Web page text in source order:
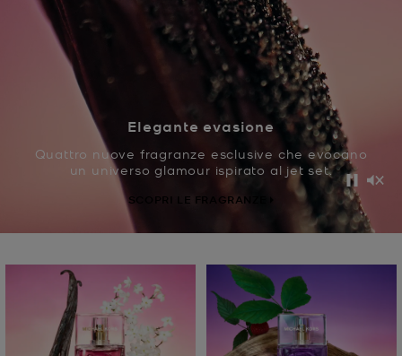
Pausa
Elegante evasione
Quattro nuove fragranze esclusive che evocano
un universo glamour ispirato al jet set.
SCOPRI LE FRAGRANZE